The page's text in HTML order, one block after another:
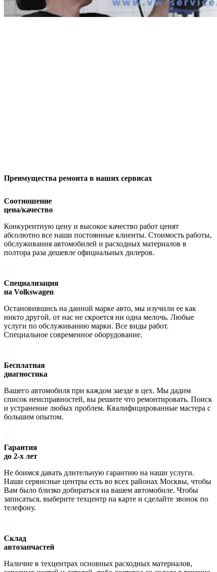
Преимущества ремонта в наших сервисах
Соотношение
цена/качество
Конкурентную цену и высокое качество работ ценят
абсолютно все наши постоянные клиенты. Стоимость работы,
обслуживания автомобилей и расходных материалов в
полтора раза дешевле официальных дилеров.
Специализация
на Volkswagen
Остановившись на данной марке авто, мы изучили ее как
никто другой, от нас не скроется ни одна мелочь. Любые
услуги по обслуживанию марки. Все виды работ.
Специальное современное оборудование.
Бесплатная
диагностика
Вашего автомобиля при каждом заезде в цех. Мы дадим
список неисправностей, вы решите что ремонтировать. Поиск
и устранение любых проблем. Квалифицированные мастера с
большим опытом.
Гарантия
до 2-х лет
Не боимся давать длительную гарантию на наши услуги.
Наши сервисные центры есть во всех районах Москвы, чтобы
Вам было близко добираться на вашем автомобиле. Чтобы
записаться, выберите техцентр на карте и сделайте звонок по
телефону.
Склад
автозапчастей
Наличие в техцентрах основных расходных материалов,